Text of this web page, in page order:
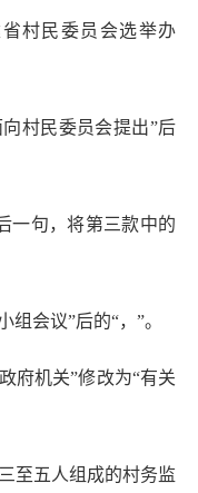
村民委员会选举办
村民委员会提出”后
句，将第三款中的
会议”后的“，”。
机关”修改为“有关
五人组成的村务监